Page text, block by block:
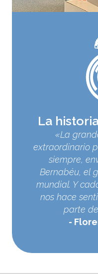
La
«La
extraordinario
siempre,
Bernabéu, el
mundial. Y
nos hace
parte